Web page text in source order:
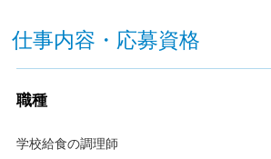
仕事内容・応募資格
職種
学校給食の調理師